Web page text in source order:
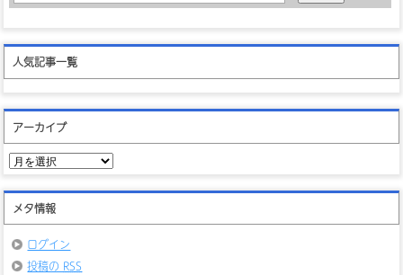
人気記事一覧
アーカイブ
ア
カ
イ
ブ
メタ情報
ログイン
投稿の RSS